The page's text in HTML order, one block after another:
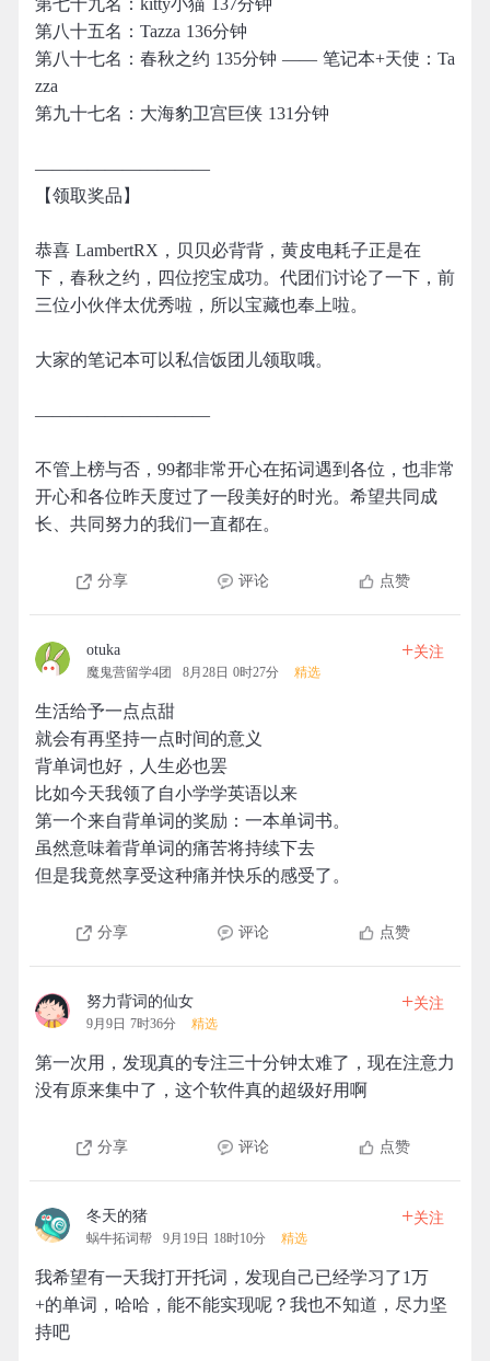
第七十九名：kitty小猫 137分钟
第八十五名：Tazza 136分钟
第八十七名：春秋之约 135分钟 —— 笔记本+天使：Ta
zza
第九十七名：大海豹卫宫巨侠 131分钟
——————————
【领取奖品】
恭喜 LambertRX，贝贝必背背，黄皮电耗子正是在
下，春秋之约，四位挖宝成功。代团们讨论了一下，前
三位小伙伴太优秀啦，所以宝藏也奉上啦。
大家的笔记本可以私信饭团儿领取哦。
——————————
不管上榜与否，99都非常开心在拓词遇到各位，也非常
开心和各位昨天度过了一段美好的时光。希望共同成
长、共同努力的我们一直都在。
分享 评论 点赞
otuka
魔鬼营留学4团 8月28日 0时27分 精选
+关注
生活给予一点点甜
就会有再坚持一点时间的意义
背单词也好，人生必也罢
比如今天我领了自小学学英语以来
第一个来自背单词的奖励：一本单词书。
虽然意味着背单词的痛苦将持续下去
但是我竟然享受这种痛并快乐的感受了。
分享 评论 点赞
努力背词的仙女
9月9日 7时36分 精选
+关注
第一次用，发现真的专注三十分钟太难了，现在注意力
没有原来集中了，这个软件真的超级好用啊
分享 评论 点赞
冬天的猪
蜗牛拓词帮 9月19日 18时10分 精选
+关注
我希望有一天我打开托词，发现自己已经学习了1万
+的单词，哈哈，能不能实现呢？我也不知道，尽力坚
持吧